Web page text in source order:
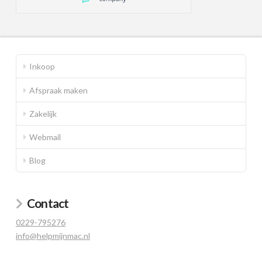
Inkoop
Afspraak maken
Zakelijk
Webmail
Blog
Contact
0229-795276
info@helpmijnmac.nl